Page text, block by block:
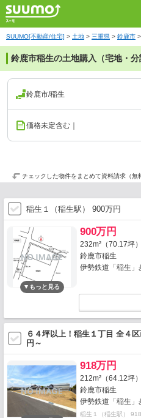
SUUMO[不動産/住宅] > 土地 > 三重県 > 鈴鹿市 >
鈴鹿市稲生の土地購入（宅地・
鈴鹿市/稲生
価格未定含む｜
チェックした物件をまとめて資料請求（無
稲生１（稲生駅） 900万円
900万円
232m²（70.17坪
鈴鹿市稲生
伊勢鉄道「稲生」
６４坪以上！稲生１丁目 全４
円～
918万円
212m²（64.12坪）
鈴鹿市稲生
伊勢鉄道「稲生」
稲生１（稲生駅）